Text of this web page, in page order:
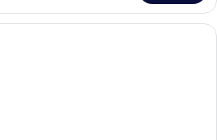
Une pièce avec un canapé blanc,